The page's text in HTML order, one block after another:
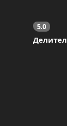
5.0